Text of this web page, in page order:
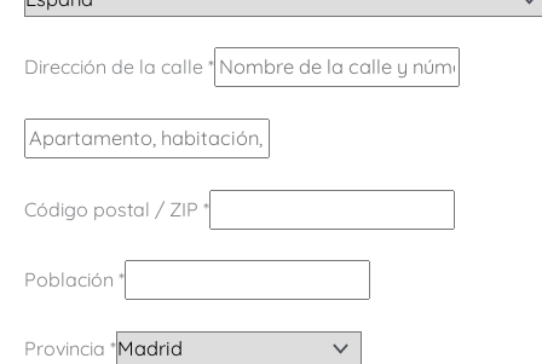
Dirección de la calle *
Código postal / ZIP *
Población *
Provincia *